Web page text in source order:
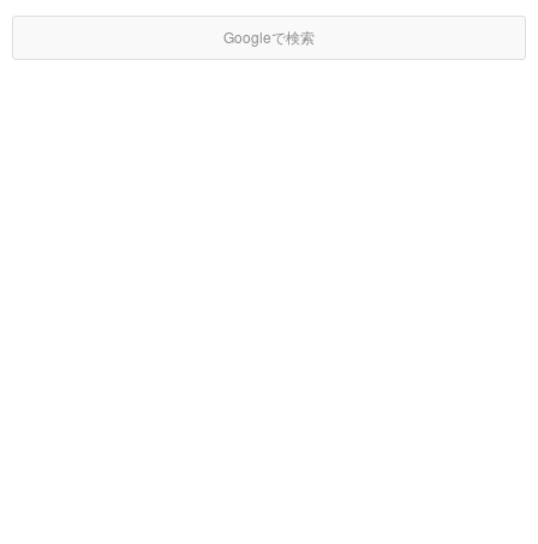
Googleで検索